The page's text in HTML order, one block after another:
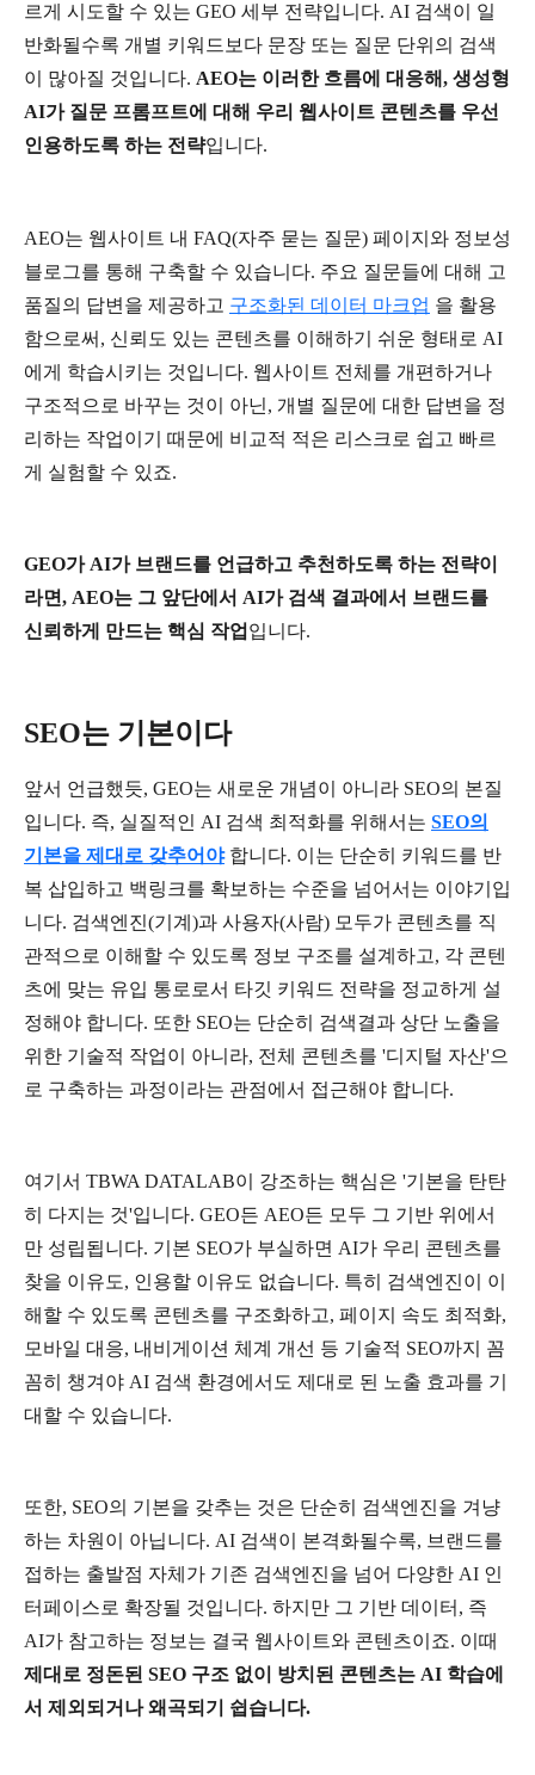
르게 시도할 수 있는 GEO 세부 전략입니다. AI 검색이
일
반화될수록 개별 키워드보다 문장 또는 질문 단위의 검색
이
많아질 것입니다. AEO는 이러한 흐름에 대응해, 생성형
AI가 질문 프롬프트에 대해 우리 웹사이트 콘텐츠를 우선
인용하도록 하는 전략입니다.
AEO는 웹사이트 내 FAQ(자주 묻는 질문) 페이지와 정보성
블로그를 통해 구축할 수 있습니다. 주요 질문들에 대해 고
품질의 답변을 제공하고 구조화된 데이터 마크업 을 활용
함으로써 , 신뢰도 있는 콘텐츠를 이해하기 쉬운 형태로 AI
에게 학습시키는 것입니다. 웹사이트 전체를 개편하거나
구조적으로 바꾸는 것이 아닌, 개별 질문에 대한 답변을 정
리하는 작업이기 때문에 비교적 적은 리스크로 쉽고 빠르
게 실험할 수 있죠.
GEO가AI가 브랜드를 언급하고 추천하도록 하는 전략이
라면, AEO는 그 앞단에서 AI가 검색 결과에서 브랜드를
신뢰하게
만드는 핵심 작업 입니다.
SEO는 기본이다
앞서 언급했듯, GEO는 새로운 개념이 아니라 SEO의 본질
입니다. 즉, 실질적인 AI 검색 최적화를 위해서는 SEO의
기본을 제대로 갖추어야 합니다. 이는 단순히 키워드를 반
복 삽입하고 백링크를 확보하는 수준을 넘어서는 이야기입
니다. 검색엔진(기계 )과 사용자(사람) 모두가 콘텐츠를 직
관적으로 이해할 수 있도록 정보 구조를 설계하고, 각 콘텐
츠에 맞는 유입 통로로서 타깃 키워드 전략을 정교하게 설
정해야 합니다. 또한 SEO는 단순히 검색결과 상단 노출을
위한 기술적 작업이 아니라, 전체 콘텐츠를 '디지털 자산'으
로 구축하는 과정이라는 관점에서 접근해야 합니다.
여기서 TBWA DATALAB이 강조하는 핵심은 '기본을 탄탄
히 다지는 것'입니다. GEO든 AEO든 모두 그 기반 위에서
만 성립됩니다. 기본 SEO가 부실하면 AI가 우리 콘텐츠를
찾을 이유도, 인용할 이유도 없습니다. 특히 검색엔진이
이
해할 수 있도록 콘텐츠를 구조화하고, 페이지 속도 최적화,
모바일 대응, 내비게이션 체계 개선 등 기술적 SEO까지
꼼
꼼히 챙겨야 AI 검색 환경에서도 제대로 된 노출 효과를 기
대할 수 있습니다.
또한, SEO의 기본을 갖추는 것은 단순히 검색엔진을 겨냥
하는 차원이 아닙니다. AI 검색이 본격화될수록, 브랜드를
접하는 출발점 자체가 기존 검색엔진을 넘어 다양한 AI 인
터페이스로 확장될 것입니다. 하지만 그 기반 데이터 , 즉
AI가 참고하는 정보는 결국 웹사이트와 콘텐츠이죠. 이때
제대로 정돈된 SEO 구조 없이 방치된 콘텐츠는 AI 학습에
서 제외되거나 왜곡되기 쉽습니다.